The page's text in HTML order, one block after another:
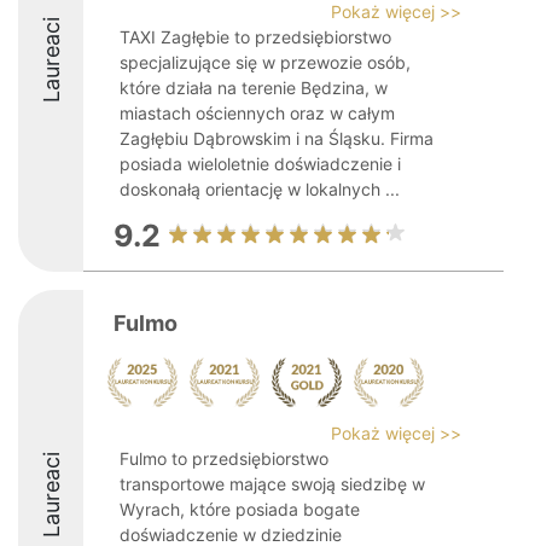
Laureaci
Pokaż więcej >>
TAXI Zagłębie to przedsiębiorstwo
specjalizujące się w przewozie osób,
które działa na terenie Będzina, w
miastach ościennych oraz w całym
Zagłębiu Dąbrowskim i na Śląsku. Firma
posiada wieloletnie doświadczenie i
doskonałą orientację w lokalnych ...
9.2
Laureaci
Fulmo
Pokaż więcej >>
Fulmo to przedsiębiorstwo
transportowe mające swoją siedzibę w
Wyrach, które posiada bogate
doświadczenie w dziedzinie